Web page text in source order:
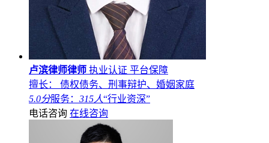
卢滨律师律师 执业认证 平台保障
擅长： 债权债务、刑事辩护、婚姻家庭
5.0分服务： 315人“行业资深”
电话咨询 在线咨询